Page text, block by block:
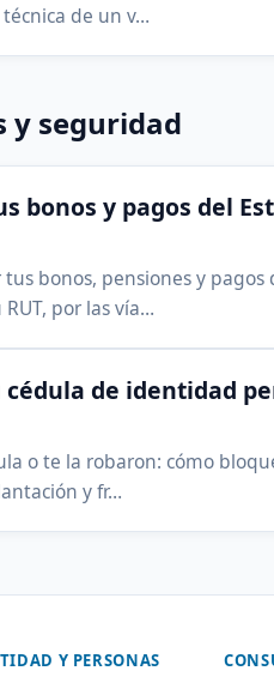
técnica de un v…
y seguridad
bonos y pagos del
bonos, pensiones y pagos
por las vía…
de identidad
o te la robaron: cómo
y fr…
Y PERSONAS